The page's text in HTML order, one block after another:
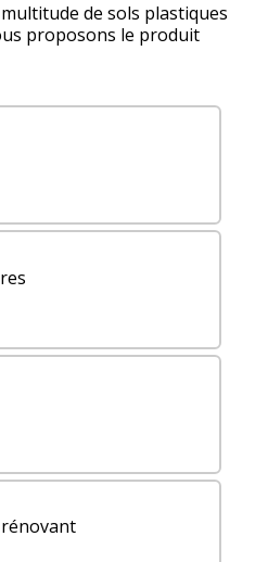
de sols plastiques
proposons le produit